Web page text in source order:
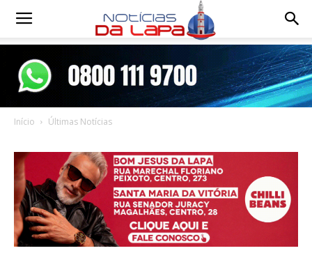
Notícias
Início Últimas Notícias